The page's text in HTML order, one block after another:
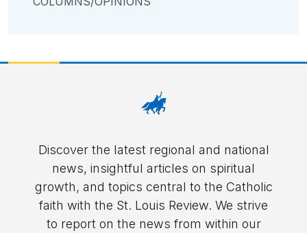
Discover the latest regional and national
news, insightful articles on spiritual
growth, and topics central to the Catholic
faith with the St. Louis Review. We strive
to report on the news from within our